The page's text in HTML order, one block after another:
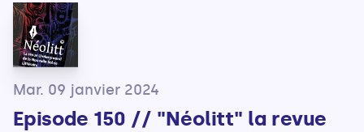
Mar. 09 janvier 2024
Episode 150 // "Néolitt" la revue